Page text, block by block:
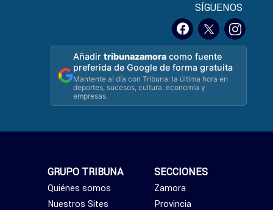
SÍGUENOS
Añadirtribunazamora como fuente
preferida de Google de forma gratuita
Mantente al día con Tribuna: la última hora en
deportes, sucesos, cultura, economía y
empresas.
SECCIONES
Zamora
Provincia
GRUPO TRIBUNA
Quiénes somos
Nuestros Sites